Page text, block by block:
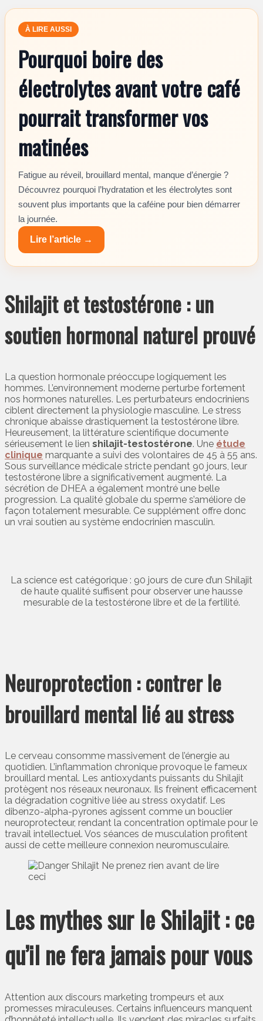
À LIRE AUSSI
Pourquoi boire des
électrolytes avant votre café
pourrait transformer vos
matinées
Fatigue au réveil, brouillard mental, manque d’énergie ?
Découvrez pourquoi l’hydratation et les électrolytes sont
souvent plus importants que la caféine pour bien démarrer
la journée.
Lire l’article →
Shilajit et testostérone : un
soutien hormonal naturel prouvé
La question hormonale préoccupe logiquement les
hommes. L’environnement moderne perturbe fortement
nos hormones naturelles. Les perturbateurs endocriniens
ciblent directement la physiologie masculine. Le stress
chronique abaisse drastiquement la testostérone libre.
Heureusement, la littérature scientifique documente
sérieusement le lien shilajit-testostérone. Une étude
clinique marquante a suivi des volontaires de 45 à 55 ans.
Sous surveillance médicale stricte pendant 90 jours, leur
testostérone libre a significativement augmenté. La
sécrétion de DHEA a également montré une belle
progression. La qualité globale du sperme s’améliore de
façon totalement mesurable. Ce supplément offre donc
un vrai soutien au système endocrinien masculin.
La science est catégorique : 90 jours de cure d’un Shilajit
de haute qualité suffisent pour observer une hausse
mesurable de la testostérone libre et de la fertilité.
Neuroprotection : contrer le
brouillard mental lié au stress
Le cerveau consomme massivement de l’énergie au
quotidien. L’inflammation chronique provoque le fameux
brouillard mental. Les antioxydants puissants du Shilajit
protègent nos réseaux neuronaux. Ils freinent efficacement
la dégradation cognitive liée au stress oxydatif. Les
dibenzo-alpha-pyrones agissent comme un bouclier
neuroprotecteur, rendant la concentration optimale pour le
travail intellectuel. Vos séances de musculation profitent
aussi de cette meilleure connexion neuromusculaire.
Les mythes sur le Shilajit : ce
qu’il ne fera jamais pour vous
Attention aux discours marketing trompeurs et aux
promesses miraculeuses. Certains influenceurs manquent